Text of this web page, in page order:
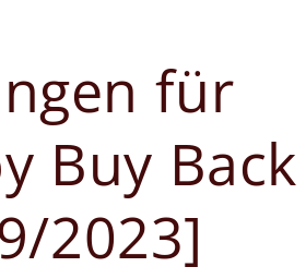
für
Buy Back
2023]